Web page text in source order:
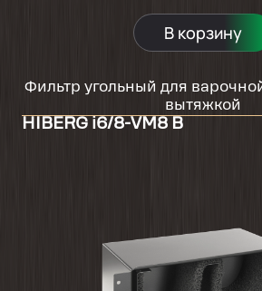
В корзину
Фильтр угольный для
вытяжкой
HIBERG i6/8-VM8 B